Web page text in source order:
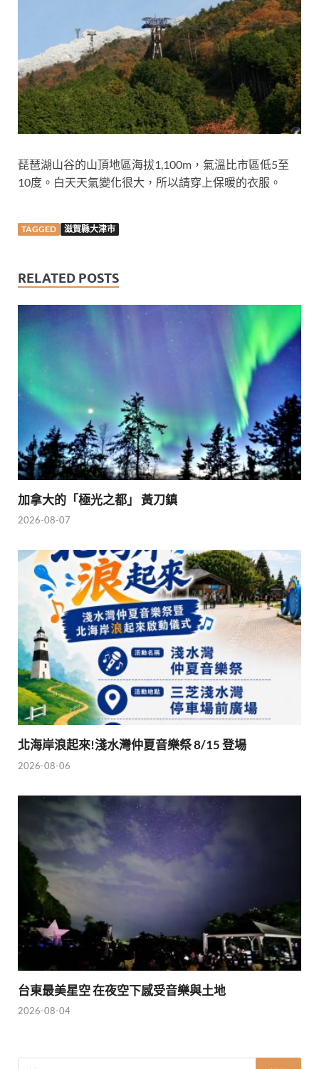
琵琶湖山谷的山頂地區海拔1,100m，氣溫比市區低5至
10度。白天天氣變化很大，所以請穿上保暖的衣服。
TAGGED 滋賀縣大津市
RELATED POSTS
加拿大的「極光之都」 黃刀鎮
2026-08-07
北海岸浪起來!淺水灣仲夏音樂祭 8/15 登場
2026-08-06
台東最美星空 在夜空下感受音樂與土地
2026-08-04